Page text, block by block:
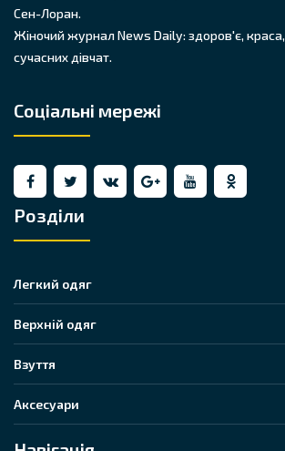
Сен-Лоран.
Жіночий журнал News Daily: здоров'є,
сучасних дівчат.
Соціальні мережі
Розділи
Легкий одяг
Верхній одяг
Взуття
Аксесуари